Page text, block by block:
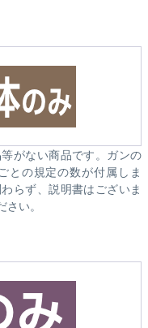
がない商品です。ガンの
との規定の数が付属しま
らず、説明書はございま
い。